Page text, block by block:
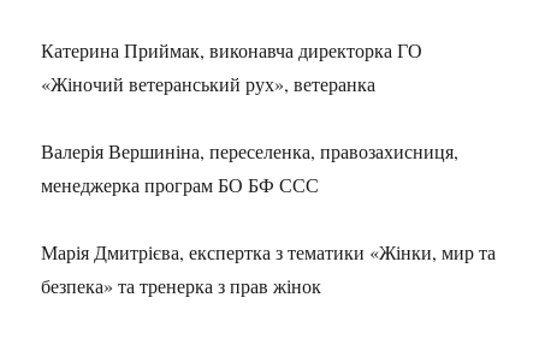
Катерина Приймак, виконавча директорка ГО
«Жіночий ветеранський рух», ветеранка
Валерія Вершиніна, переселенка, правозахисниця,
менеджерка програм БО БФ ССС
Марія Дмитрієва, експертка з тематики «Жінки, мир та
безпека» та тренерка з прав жінок